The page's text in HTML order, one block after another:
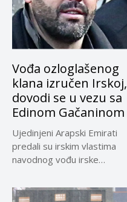
Vođa ozloglašenog
klana izručen Irskoj,
dovodi se u vezu sa
Edinom Gačaninom
Ujedinjeni Arapski Emirati
predali su irskim vlastima
navodnog vođu irske